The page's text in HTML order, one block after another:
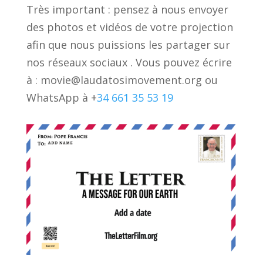
Très important : pensez à nous envoyer
des photos et vidéos de votre projection
afin que nous puissions les partager sur
nos réseaux sociaux . Vous pouvez écrire
à : movie@laudatosimovement.org ou
WhatsApp à +34 661 35 53 19